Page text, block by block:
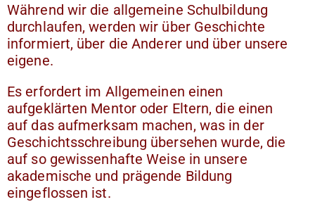
Während wir die allgemeine Schulbildung
durchlaufen, werden wir über Geschichte
informiert, über die Anderer und über unsere
eigene.
Es erfordert im Allgemeinen einen
aufgeklärten Mentor oder Eltern, die einen
auf das aufmerksam machen, was in der
Geschichtsschreibung übersehen wurde, die
auf so gewissenhafte Weise in unsere
akademische und prägende Bildung
eingeflossen ist.